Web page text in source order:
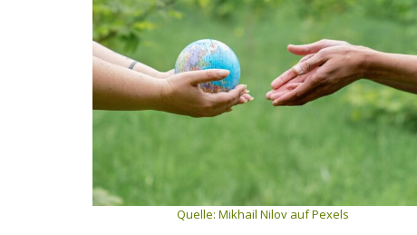
Quelle: Mikhail Nilov auf Pexels